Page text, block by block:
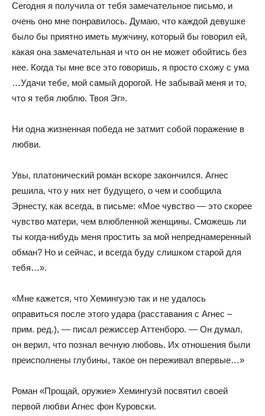
Сегодня я получила от тебя замечательное письмо, и
очень оно мне понравилось. Думаю, что каждой девушке
было бы приятно иметь мужчину, который бы говорил ей,
какая она замечательная и что он не может обойтись без
нее. Когда ты мне все это говоришь, я просто схожу с ума
…Удачи тебе, мой самый дорогой. Не забывай меня и то,
что я тебя люблю. Твоя Эг».
Ни одна жизненная победа не затмит собой поражение в
любви.
Увы, платонический роман вскоре закончился. Агнес
решила, что у них нет будущего, о чем и сообщила
Эрнесту, как всегда, в письме: «Мое чувство — это скорее
чувство матери, чем влюбленной женщины. Сможешь ли
ты когда-нибудь меня простить за мой непреднамеренный
обман? Но и сейчас, и всегда буду слишком старой для
тебя…».
«Мне кажется, что Хемингуэю так и не удалось
оправиться после этого удара (расставания с Агнес –
прим. ред.), — писал режиссер Аттенборо. — Он думал,
он верил, что познал вечную любовь. Их отношения были
преисполнены глубины, такое он переживал впервые…»
Роман «Прощай, оружие» Хемингуэй посвятил своей
первой любви Агнес фон Куровски.